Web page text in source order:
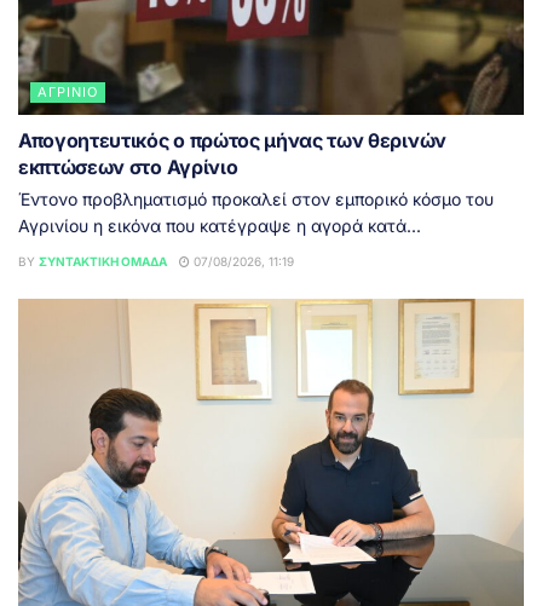
ΑΓΡΊΝΙΟ
Απογοητευτικός ο πρώτος μήνας των θερινών
εκπτώσεων στο Αγρίνιο
Έντονο προβληματισμό προκαλεί στον εμπορικό κόσμο του
Αγρινίου η εικόνα που κατέγραψε η αγορά κατά...
BY ΣΥΝΤΑΚΤΙΚΉ ΟΜΆΔΑ 07/08/2026, 11:19